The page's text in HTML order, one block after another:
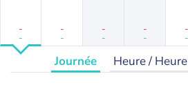
-
-
-
-
-
-
-
-
-
-
Journée Heure / Heure